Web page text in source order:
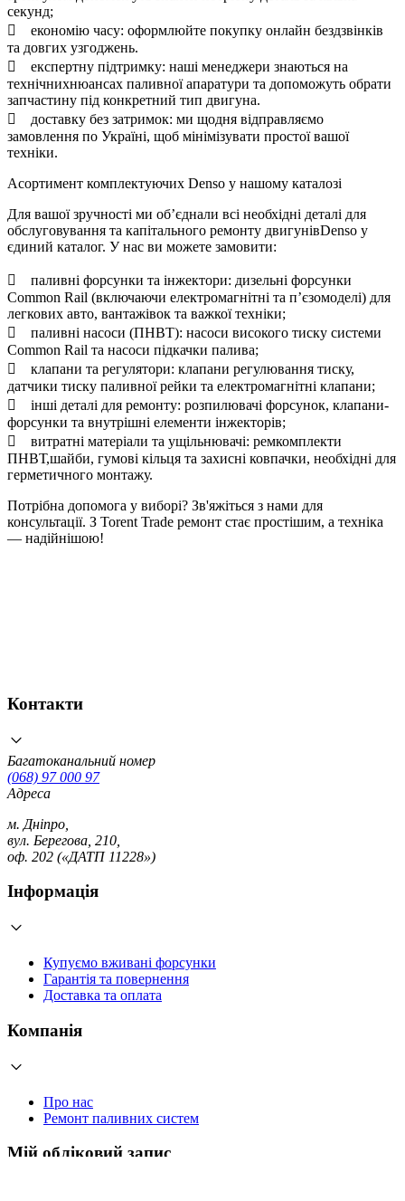
секунд;
 економію часу: оформлюйте покупку онлайн бездзвінків
та довгих узгоджень.
 експертну підтримку: наші менеджери знаються на
технічнихнюансах паливної апаратури та допоможуть обрати
запчастину під конкретний тип двигуна.
 доставку без затримок: ми щодня відправляємо
замовлення по Україні, щоб мінімізувати простої вашої
техніки.
Асортимент комплектуючих Denso у нашому каталозі
Для вашої зручності ми об’єднали всі необхідні деталі для
обслуговування та капітального ремонту двигунівDenso у
єдиний каталог. У нас ви можете замовити:
 паливні форсунки та інжектори: дизельні форсунки
Common Rail (включаючи електромагнітні та п’єзомоделі) для
легкових авто, вантажівок та важкої техніки;
 паливні насоси (ПНВТ): насоси високого тиску системи
Common Rail та насоси підкачки палива;
 клапани та регулятори: клапани регулювання тиску,
датчики тиску паливної рейки та електромагнітні клапани;
 інші деталі для ремонту: розпилювачі форсунок, клапани-
форсунки та внутрішні елементи інжекторів;
 витратні матеріали та ущільнювачі: ремкомплекти
ПНВТ,шайби, гумові кільця та захисні ковпачки, необхідні для
герметичного монтажу.
Потрібна допомога у виборі? Зв'яжіться з нами для
консультації. З Torent Trade ремонт стає простішим, а техніка
— надійнішою!
Контакти
Багатоканальний номер
(068) 97 000 97
Адреса
м. Дніпро,
вул. Берегова, 210,
оф. 202 («ДАТП 11228»)
Інформація
Купуємо вживані форсунки
Гарантія та повернення
Доставка та оплата
Компанія
Про нас
Ремонт паливних систем
Мій обліковий запис